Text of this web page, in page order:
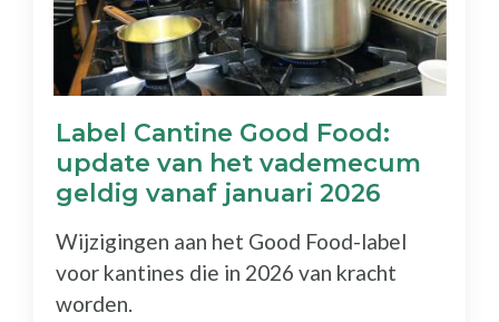
Label Cantine Good Food:
update van het vademecum
geldig vanaf januari 2026
Wijzigingen aan het Good Food-label
voor kantines die in 2026 van kracht
worden.